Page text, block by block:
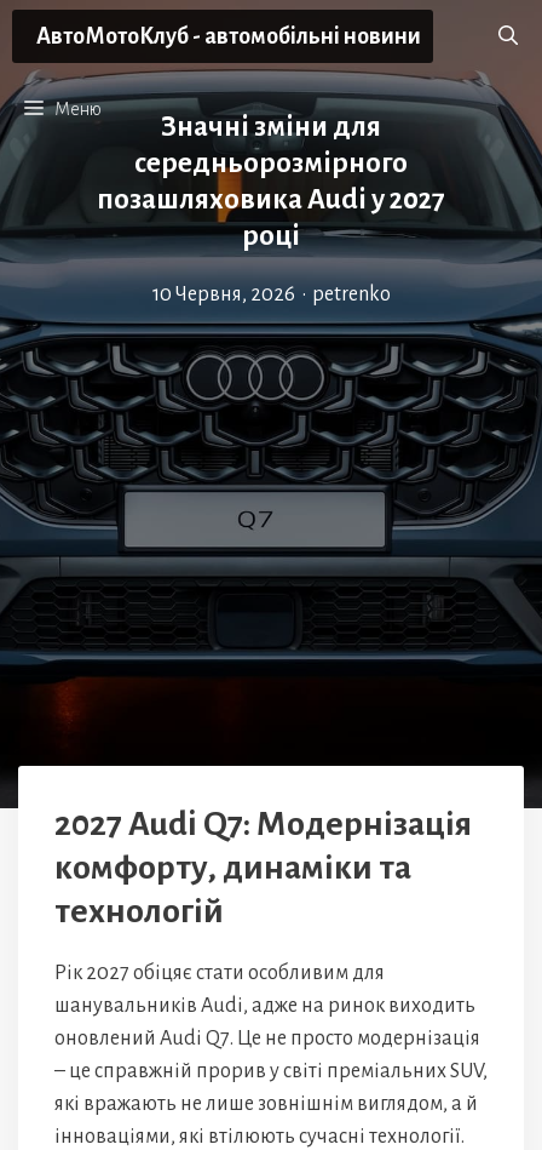
Перейти
вмісту
АвтоМотоКлуб - автомобільні новини
Меню
Значні зміни для
середньорозмірного
позашляховика Audi у 2027
році
10 Червня, 2026 • petrenko
2027 Audi Q7: Модернізація
комфорту, динаміки та
технологій
Рік 2027 обіцяє стати особливим для
шанувальників Audi, адже на ринок виходить
оновлений Audi Q7. Це не просто модернізація
– це справжній прорив у світі преміальних SUV,
які вражають не лише зовнішнім виглядом, а й
інноваціями, які втілюють сучасні технології.